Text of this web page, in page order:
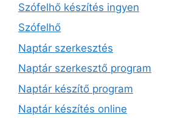
Szófelhő készítés ingyen
Szófelhő
Naptár szerkesztés
Naptár szerkesztő program
Naptár készítő program
Naptár készítés online